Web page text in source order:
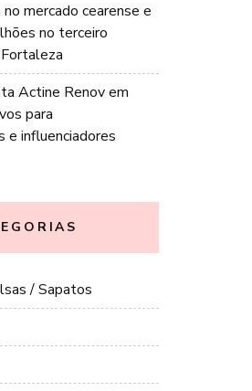
mercado cearense e
no terceiro
Actine Renov em
para
influenciadores
/ Sapatos